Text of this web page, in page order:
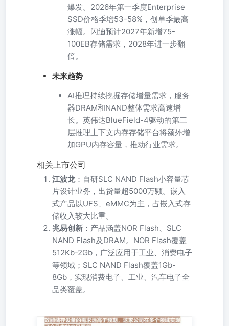
爆发。2026年第一季度Enterprise
SSD价格季增53-58%，创单季最高
涨幅。闪迪预计2027年新增75-
100EB存储需求，2028年进一步翻
倍。
未来趋势
AI推理持续挖掘存储增量需求，服务
器DRAM和NAND整体需求高速增
长。英伟达BlueField-4驱动的第三
层推理上下文内存存储平台将额外增
加GPU内存容量，推动行业需求。
相关上市公司
江波龙：自研SLC NAND Flash小容量芯
片设计业务，出货量超5000万颗。嵌入
式产品以UFS、eMMC为主，占嵌入式存
储收入较大比重。
兆易创新 ：产品涵盖NOR Flash、SLC
NAND Flash及DRAM。NOR Flash覆盖
512Kb-2Gb，广泛应用于工业、消费电子
等领域；SLC NAND Flash覆盖1Gb-
8Gb，实现消费电子、工业、汽车电子全
品类覆盖。
电报解读 2026.06.0217:46呈期 I电报内容 财联社6月2日